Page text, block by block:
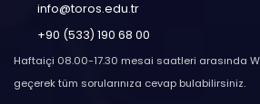
info@toros.edu.tr
+90 (533) 190 68 00
Haftaiçi 08.00-17.30 mesai saatleri arasında
geçerek tüm sorularınıza cevap bulabilirsiniz.